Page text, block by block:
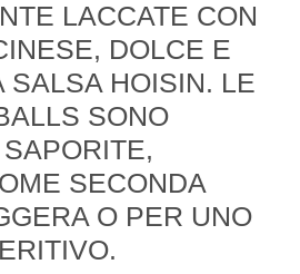
LACCATE CON
DOLCE E
SALSA HOISIN. LE
SONO
SECONDA
O PER UNO